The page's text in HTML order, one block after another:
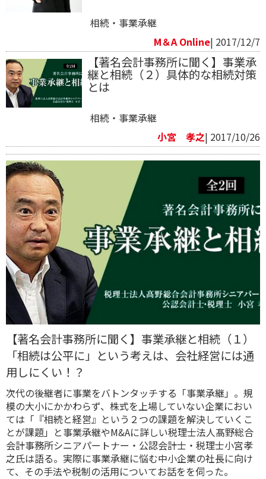
相続・事業承継
M＆A Online| 2017/12/7
【著名会計事務所に聞く】事業承
継と相続（２）​具体的な相続対策
とは
相続・事業承継
小宮 孝之| 2017/10/26
【著名会計事務所に聞く】事業承継と相続（１）
「相続は公平に」という考えは、会社経営には通
用しにくい！？
次代の後継者に事業をバトンタッチする「事業承継」。規
模の大小にかかわらず、株式を上場していない企業におい
ては「『相続と経営』という２つの課題を解決していくこ
とが課題」と事業承継やM&Aに詳しい税理士法人髙野総合
会計事務所シニアパートナー・公認会計士・税理士小宮孝
之氏は語る。実際に事業承継に悩む中小企業の社長に向け
て、その手法や税制の活用についてお話をを伺った。